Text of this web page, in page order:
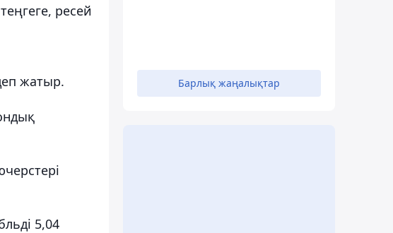
ресей
жатыр.
5,04
Барлық жаңалықтар